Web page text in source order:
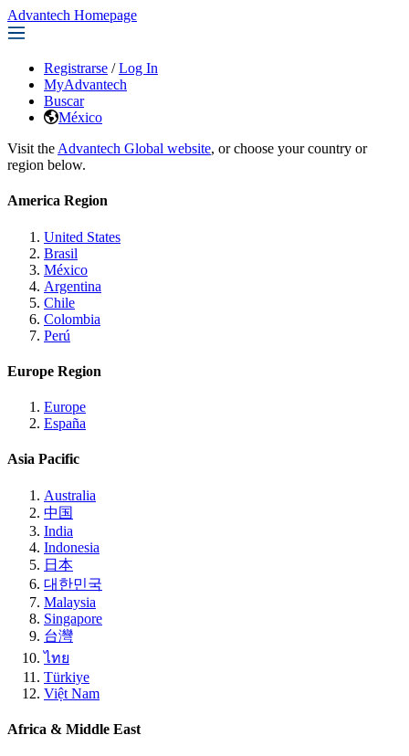
Advantech Homepage
Registrarse / Log In
MyAdvantech
Buscar
México
Visit the Advantech Global website, or choose your country or
region below.
America Region
United States
Brasil
México
Argentina
Chile
Colombia
Perú
Europe Region
Europe
España
Asia Pacific
Australia
中国
India
Indonesia
日本
대한민국
Malaysia
Singapore
台灣
ไทย
Türkiye
Việt Nam
Africa & Middle East